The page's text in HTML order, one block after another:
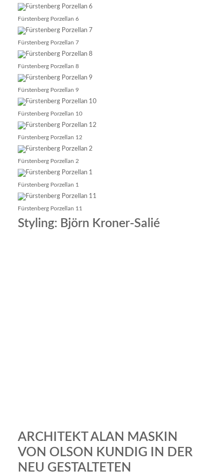
Fürstenberg Porzellan 6
Fürstenberg Porzellan 7
Fürstenberg Porzellan 8
Fürstenberg Porzellan 9
Fürstenberg Porzellan 10
Fürstenberg Porzellan 12
Fürstenberg Porzellan 2
Fürstenberg Porzellan 1
Fürstenberg Porzellan 11
Styling: Björn Kroner-Salié
ARCHITEKT ALAN MASKIN
VON OLSON KUNDIG IN DER
NEU GESTALTETEN